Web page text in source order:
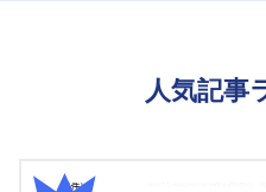
人気記事